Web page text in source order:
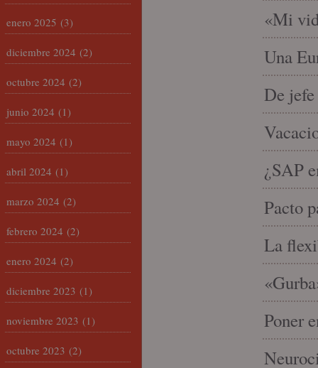
«Mi
Una
De
¿SAP
Pacto
La
Poner
enero 2025 (3)
diciembre 2024 (2)
octubre 2024 (2)
junio 2024 (1)
mayo 2024 (1)
abril 2024 (1)
marzo 2024 (2)
febrero 2024 (2)
enero 2024 (2)
diciembre 2023 (1)
noviembre 2023 (1)
octubre 2023 (2)